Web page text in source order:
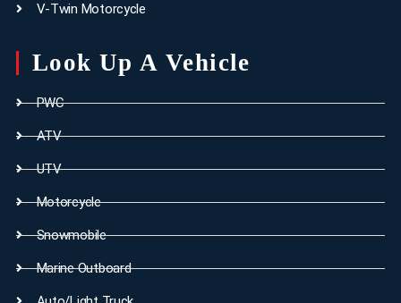
V-Twin Motorcycle
Look Up A Vehicle
PWC
ATV
UTV
Motorcycle
Snowmobile
Marine Outboard